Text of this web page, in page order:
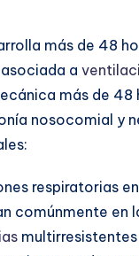
más de 48
a
más de 48
nosocomial y
respiratorias
comúnmente en